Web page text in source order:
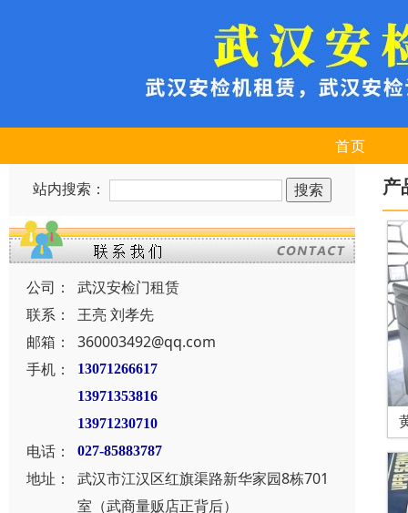
首页
站内搜索：
公司：
武汉安检门租赁
联系：
王亮 刘孝先
邮箱：
360003492@qq.com
手机：
13071266617
13971353816
13971230710
电话： 027-85883787
地址：
武汉市江汉区红旗渠路新华家园8栋701
室（武商量贩店正背后）
产